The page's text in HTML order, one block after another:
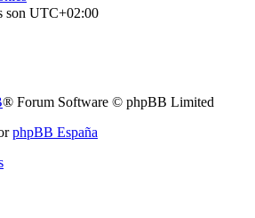
son UTC+02:00
® Forum Software © phpBB Limited
phpBB España